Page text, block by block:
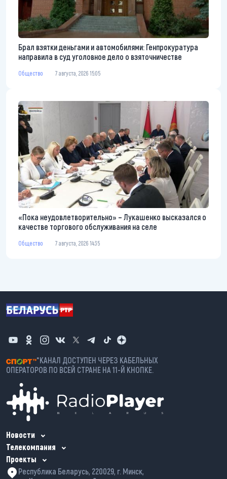
Брал взятки деньгами и автомобилями: Генпрокуратура
направила в суд уголовное дело о взяточничестве
Общество 7 августа, 2026 15:05
«Пока неудовлетворительно» – Лукашенко высказался о
качестве торгового обслуживания на селе
Общество 7 августа, 2026 14:35
*КАНАЛ ДОСТУПЕН ЧЕРЕЗ КАБЕЛЬНЫХ
ОПЕРАТОРОВ ПО ВСЕЙ СТРАНЕ НА 11-Й КНОПКЕ.
Новости
Телекомпания
Проекты
Республика Беларусь, 220029, г. Минск,